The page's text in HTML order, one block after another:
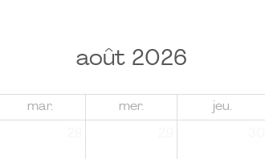
août 2026
mar. mer. jeu.